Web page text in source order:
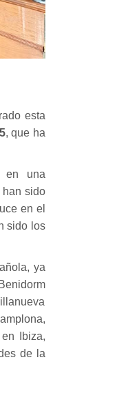
esta
, que ha
en una
han sido
en el
sido los
ya
Ibiza,
de la